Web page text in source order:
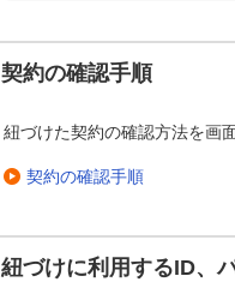
契約の確認手順
紐づけた契約の確認方法を画
契約の確認手順
紐づけに利用するID、